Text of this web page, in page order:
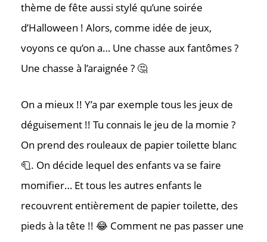
thème de fête aussi stylé qu’une soirée
d’Halloween ! Alors, comme idée de jeux,
voyons ce qu’on a… Une chasse aux fantômes ?
Une chasse à l’araignée ? 🤔
On a mieux !! Y’a par exemple tous les jeux de
déguisement !! Tu connais le jeu de la momie ?
On prend des rouleaux de papier toilette blanc
🧻. On décide lequel des enfants va se faire
momifier… Et tous les autres enfants le
recouvrent entièrement de papier toilette, des
pieds à la tête !! 😂 Comment ne pas passer une